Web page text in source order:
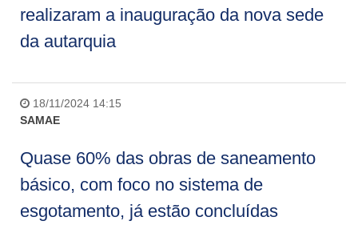
realizaram a inauguração da nova sede
da autarquia
18/11/2024 14:15
SAMAE
Quase 60% das obras de saneamento
básico, com foco no sistema de
esgotamento, já estão concluídas